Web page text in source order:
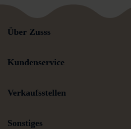
Über Zusss
Kundenservice
Verkaufsstellen
Sonstiges